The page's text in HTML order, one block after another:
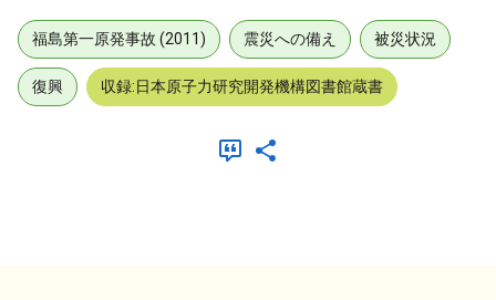
福島第一原発事故 (2011) 震災への備え 被災状況
復興 収録:日本原子力研究開発機構図書館蔵書